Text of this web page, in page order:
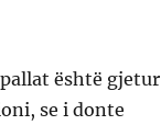
është gjetur
se i donte